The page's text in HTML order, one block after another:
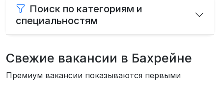
Поиск по категориям и
специальностям
Свежие вакансии в Бахрейне
Премиум вакансии показываются первыми